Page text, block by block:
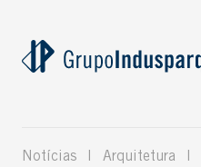
Notícias Arquitetura